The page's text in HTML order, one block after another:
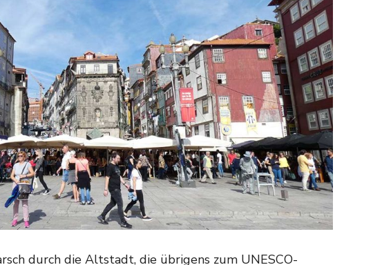
durch die Altstadt, die übrigens zum UNESCO-